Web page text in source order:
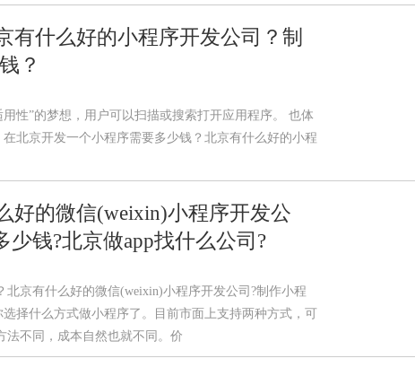
有什么好的小程序开发公司？制
？
性”的梦想，用户可以扫描或搜索打开应用程序。 也体
北京开发一个小程序需要多少钱？北京有什么好的小程
好的微信(weixin)小程序开发公
钱?北京做app找什么公司?
京有什么好的微信(weixin)小程序开发公司?制作小程
择什么方式做小程序了。目前市面上支持两种方式，可
法不同，成本自然也就不同。价